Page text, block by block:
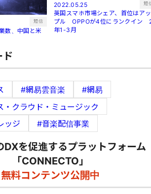
短信
数、中国と米
2022.05.25 短
英国スマホ市場シェア、首位はアッ
プル OPPOが4位にランクイン
年1-3月
ド
#網易雲音楽
#網易
・クラウド・ミュージック
ッジ
#音楽配信事業
DXを促進するプラットフォーム
「CONNECTO」
無料コンテンツ公開中